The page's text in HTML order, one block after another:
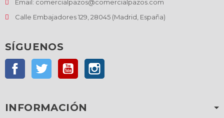
Email: comercialpazos@comercialpazos.com
Calle Embajadores 129, 28045 (Madrid, España)
SÍGUENOS
FacebookTwitter YouTube
INFORMACIÓN